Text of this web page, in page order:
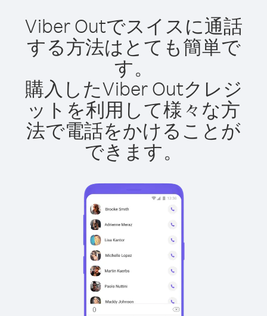
Viber Outでスイスに通話
する方法はとても簡単で
す。
購入したViber Outクレジ
ットを利用して様々な方
法で電話をかけることが
できます。